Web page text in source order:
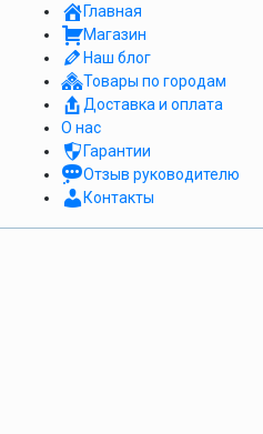
Главная
Магазин
Наш блог
Товары по городам
Доставка и оплата
О нас
Гарантии
Отзыв руководителю
Контакты